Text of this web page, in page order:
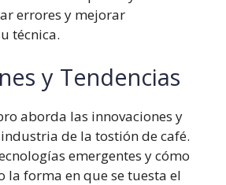
errores y mejorar
técnica.
y Tendencias
aborda las innovaciones y
de la tostión de café.
emergentes y cómo
la forma en que se tuesta el